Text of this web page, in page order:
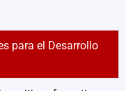
para el Desarrollo